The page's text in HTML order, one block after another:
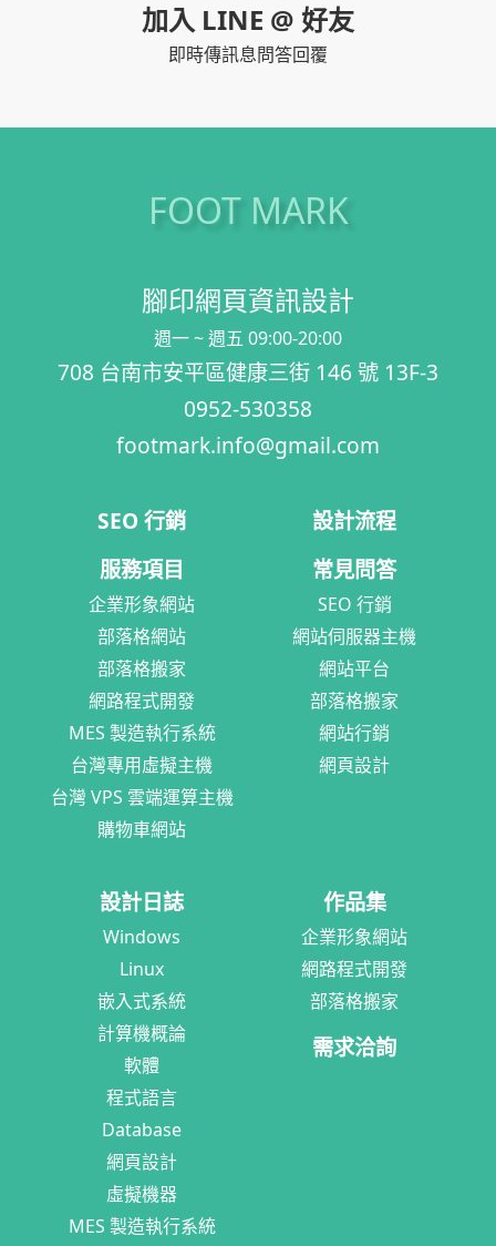
加入 LINE @ 好友
即時傳訊息問答回覆
FOOT MARK
腳印網頁資訊設計
週一 ~ 週五 09:00-20:00
708 台南市安平區健康三街 146 號 13F-3
0952-530358
footmark.info@gmail.com
SEO 行銷
服務項目
企業形象網站
部落格網站
部落格搬家
網路程式開發
MES 製造執行系統
台灣專用虛擬主機
台灣 VPS 雲端運算主機
購物車網站
設計流程
常見問答
SEO 行銷
網站伺服器主機
網站平台
部落格搬家
網站行銷
網頁設計
設計日誌
Windows
Linux
嵌入式系統
計算機概論
軟體
程式語言
Database
網頁設計
虛擬機器
MES 製造執行系統
作品集
企業形象網站
網路程式開發
部落格搬家
需求洽詢